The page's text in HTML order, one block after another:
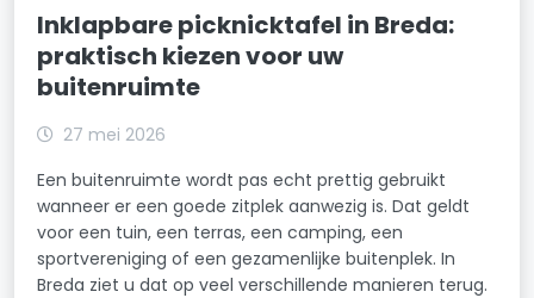
Inklapbare picknicktafel in Breda:
praktisch kiezen voor uw
buitenruimte
27 mei 2026
Een buitenruimte wordt pas echt prettig gebruikt
wanneer er een goede zitplek aanwezig is. Dat geldt
voor een tuin, een terras, een camping, een
sportvereniging of een gezamenlijke buitenplek. In
Breda ziet u dat op veel verschillende manieren terug.